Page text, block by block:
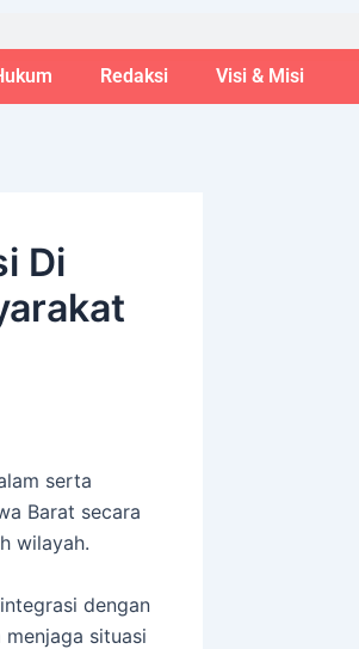
Redaksi Visi & Misi
Di
serta
Barat secara
wilayah.
dengan
situasi